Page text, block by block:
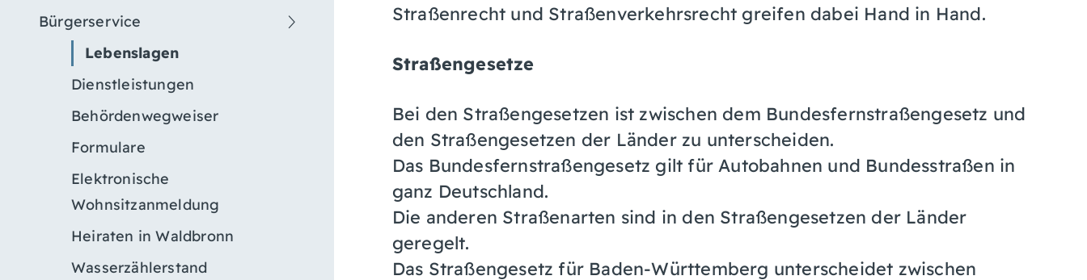
Bürgerservice
Lebenslagen
Dienstleistungen
Behördenwegweiser
Formulare
Elektronische
Wohnsitzanmeldung
Heiraten in Waldbronn
Wasserzählerstand
Straßenrecht und Straßenverkehrsrecht greifen dabei Hand in Hand.
Straßengesetze
Bei den Straßengesetzen ist zwischen dem Bundesfernstraßengesetz und
den Straßengesetzen der Länder zu unterscheiden.
Das Bundesfernstraßengesetz gilt für Autobahnen und Bundesstraßen in
ganz Deutschland.
Die anderen Straßenarten sind in den Straßengesetzen der Länder
geregelt.
Das Straßengesetz für Baden-Württemberg unterscheidet zwischen